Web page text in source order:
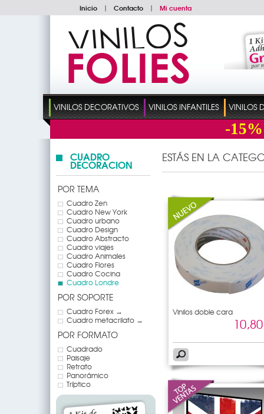
Inicio | Contacto | Mi cuenta
VINILOS DECORATIVOS VINILOS INFANTILES VINILOS
-15%
CUADRO
DECORACION
POR TEMA
Cuadro Zen
Cuadro New York
Cuadro urbano
Cuadro Design
Cuadro Abstracto
Cuadro viajes
Cuadro Animales
Cuadro Flores
Cuadro Cocina
Cuadro Londre
POR SOPORTE
Cuadro Forex →
Cuadro metacrilato →
POR FORMATO
Cuadrado
Paisaje
Retrato
Panorámico
Tríptico
ESTÁS EN LA
Vinilos doble cara